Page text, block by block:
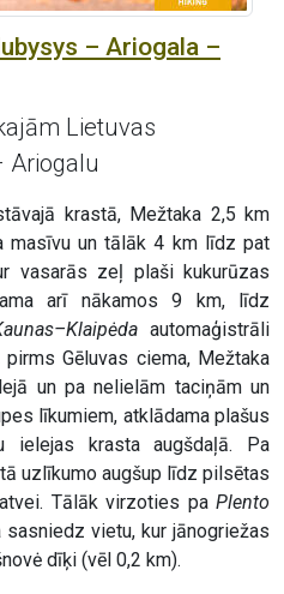
– Ariogala –
Lietuvas
Ariogalu
krastā, Mežtaka 2,5 km
masīvu un tālāk 4 km līdz pat
vasarās zeļ plaši kukurūzas
arī nākamos 9 km, līdz
automaģistrāli
Gēluvas ciema, Mežtaka
un pa nelielām taciņām un
līkumiem, atklādama plašus
ielejas krasta augšdaļā. Pa
uzlīkumo augšup līdz pilsētas
Tālāk virzoties pa Plento
vietu, kur jānogriežas
dīķi (vēl 0,2 km).